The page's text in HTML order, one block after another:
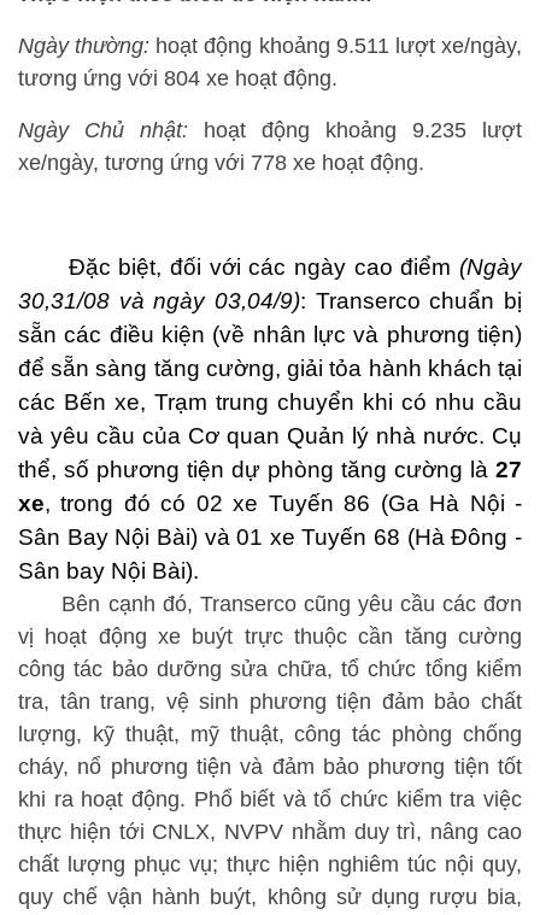
Ngày thường: hoạt động khoảng 9.511 lượt xe/ngày,
tương ứng với 804 xe hoạt động.
Ngày Chủ nhật: hoạt động khoảng 9.235 lượt
xe/ngày, tương ứng với 778 xe hoạt động.
Đặc biệt, đối với các ngày cao điểm(Ngày
30,31/08 và ngày 03,04/9): Transerco chuẩn bị
sẵn các điều kiện (về nhân lực và phương tiện)
để sẵn sàng tăng cường, giải tỏa hành khách tại
các Bến xe, Trạm trung chuyển khi có nhu cầu
và yêu cầu của Cơ quan Quản lý nhà nước. Cụ
thể, số phương tiện dự phòng tăng cường là 27
xe, trong đó có 02 xe Tuyến 86 (Ga Hà Nội -
Sân Bay Nội Bài) và 01 xe Tuyến 68 (Hà Đông -
Sân bay Nội Bài).
Bên cạnh đó, Transerco cũng yêu cầu các đơn
vị hoạt động xe buýt trực thuộccần tăng cường
công tác bảo dưỡng sửa chữa, tổ chức tổng kiểm
tra, tân trang, vệ sinh phương tiện đảm bảo chất
lượng, kỹ thuật, mỹ thuật, công tác phòng chống
cháy, nổ phương tiện và đảm bảo phương tiện tốt
khi ra hoạt động. Phổ biết và tổ chức kiểm tra việc
thực hiện tới CNLX, NVPV nhằm duy trì, nâng cao
chất lượng phục vụ; thực hiện nghiêm túc nội quy,
quy chế vận hành buýt, không sử dụng rượu bia,